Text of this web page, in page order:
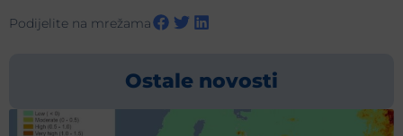
Podijelite na mrežama
Ostale novosti